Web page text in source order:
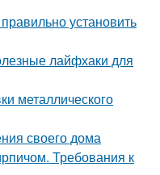
установить
лайфхаки для
металлического
своего дома
Требования к